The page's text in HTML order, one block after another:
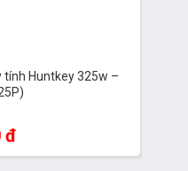
tính Huntkey 325w –
đ